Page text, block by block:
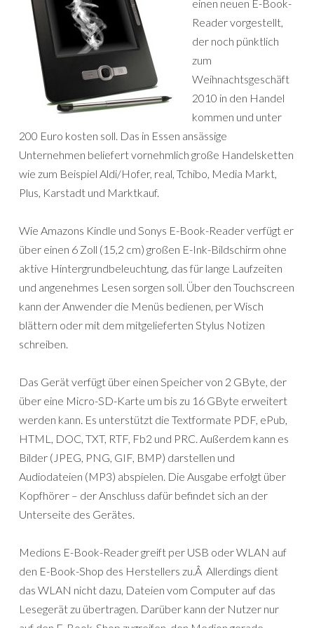
einen neuen E-Book-
Reader vorgestellt,
der noch pünktlich
zum
Weihnachtsgeschäft
2010 in den Handel
kommen und unter
200 Euro kosten soll. Das in Essen ansässige
Unternehmen beliefert vornehmlich große Handelsketten
wie zum Beispiel Aldi/Hofer, real, Tchibo, Media Markt,
Plus, Karstadt und Marktkauf.
Wie Amazons Kindle und Sonys E-Book-Reader verfügt er
über einen 6 Zoll (15,2 cm) großen E-Ink-Bildschirm ohne
aktive Hintergrundbeleuchtung, das für lange Laufzeiten
und angenehmes Lesen sorgen soll. Über den Touchscreen
kann der Anwender die Menüs bedienen, per Wisch
blättern oder mit dem mitgelieferten Stylus Notizen
schreiben.
Das Gerät verfügt über einen Speicher von 2 GByte, der
über eine Micro-SD-Karte um bis zu 16 GByte erweitert
werden kann. Es unterstützt die Textformate PDF, ePub,
HTML, DOC, TXT, RTF, Fb2 und PRC. Außerdem kann es
Bilder (JPEG, PNG, GIF, BMP) darstellen und
Audiodateien (MP3) abspielen. Die Ausgabe erfolgt über
Kopfhörer – der Anschluss dafür befindet sich an der
Unterseite des Gerätes.
Medions E-Book-Reader greift per USB oder WLAN auf
den E-Book-Shop des Herstellers zu.Â Allerdings dient
das WLAN nicht dazu, Dateien vom Computer auf das
Lesegerät zu übertragen. Darüber kann der Nutzer nur